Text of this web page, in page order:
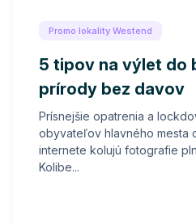
Promo lokality Westend
5 tipov na výlet do
prírody bez davov
Prísnejšie opatrenia a
obyvateľov hlavného mesta
internete kolujú fotografie
Kolibe...